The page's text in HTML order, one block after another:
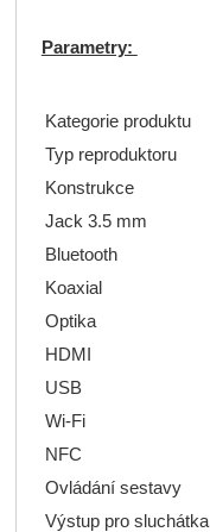
Parametry:
Kategorie produktu
Typ reproduktoru
Konstrukce
Jack 3.5 mm
Bluetooth
Koaxial
Optika
HDMI
USB
Wi-Fi
NFC
Ovládání sestavy
Výstup pro sluchátka